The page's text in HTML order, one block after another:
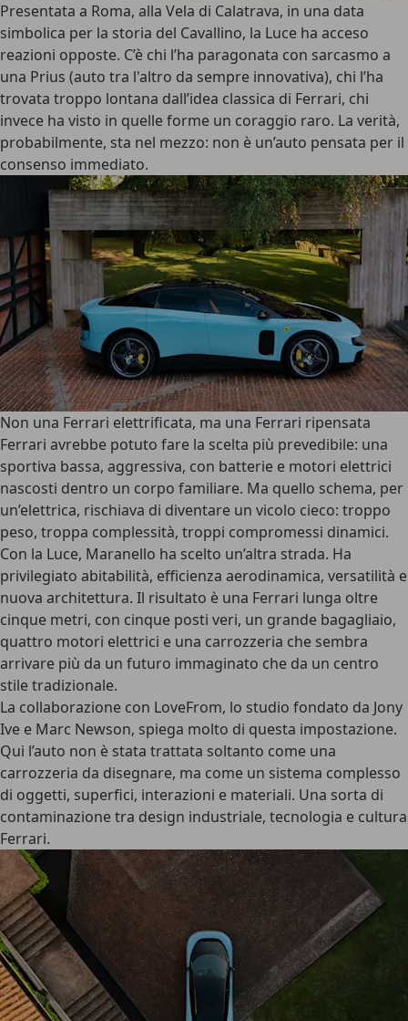
Presentata a Roma, alla Vela di Calatrava, in una data
simbolica per la storia del Cavallino, la Luce ha acceso
reazioni opposte. C’è chi l’ha paragonata con sarcasmo a
una Prius (auto tra l'altro da sempre innovativa), chi l’ha
trovata troppo lontana dall’idea classica di Ferrari, chi
invece ha visto in quelle forme un coraggio raro. La verità,
probabilmente, sta nel mezzo: non è un’auto pensata per il
consenso immediato.
Non una Ferrari elettrificata, ma una Ferrari ripensata
Ferrari avrebbe potuto fare la scelta più prevedibile: una
sportiva bassa, aggressiva, con batterie e motori elettrici
nascosti dentro un corpo familiare. Ma quello schema, per
un’elettrica, rischiava di diventare un vicolo cieco: troppo
peso, troppa complessità, troppi compromessi dinamici.
Con la Luce, Maranello ha scelto un’altra strada. Ha
privilegiato abitabilità, efficienza aerodinamica, versatilità e
nuova architettura. Il risultato è una Ferrari lunga oltre
cinque metri, con cinque posti veri, un grande bagagliaio,
quattro motori elettrici e una carrozzeria che sembra
arrivare più da un futuro immaginato che da un centro
stile tradizionale.
La collaborazione con LoveFrom, lo studio fondato da Jony
Ive e Marc Newson, spiega molto di questa impostazione.
Qui l’auto non è stata trattata soltanto come una
carrozzeria da disegnare, ma come un sistema complesso
di oggetti, superfici, interazioni e materiali. Una sorta di
contaminazione tra design industriale, tecnologia e cultura
Ferrari.